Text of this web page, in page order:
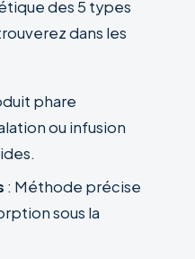
des 5 types
dans les
phare
ou infusion
: Méthode précise
sous la